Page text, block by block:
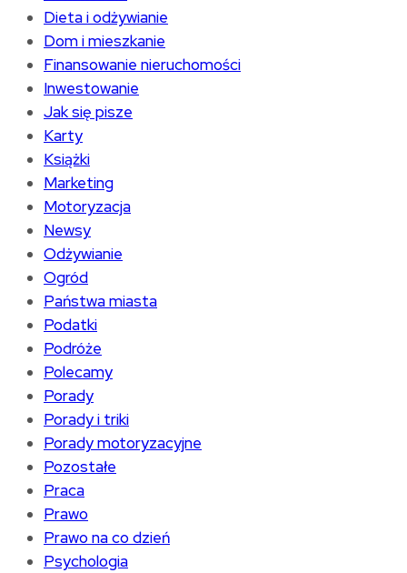
Dieta i odżywianie
Dom i mieszkanie
Finansowanie nieruchomości
Inwestowanie
Jak się pisze
Karty
Książki
Marketing
Motoryzacja
Newsy
Odżywianie
Ogród
Państwa miasta
Podatki
Podróże
Polecamy
Porady
Porady i triki
Porady motoryzacyjne
Pozostałe
Praca
Prawo
Prawo na co dzień
Psychologia